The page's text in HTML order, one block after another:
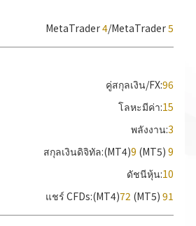
MetaTrader4/MetaTrader5
คู่สกุลเงิน/FX:96
โลหะมีค่า:15
พลังงาน:3
สกุลเงินดิจิทัล:(MT4)9 (MT5) 9
ดัชนีหุ้น:10
แชร์ CFDs:(MT4)72 (MT5) 91